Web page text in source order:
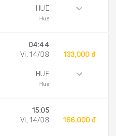
HUE
Hue
04:44
Vi, 14/08
HUE
Hue
133,000 đ
15:05
Vi, 14/08
166,000 đ